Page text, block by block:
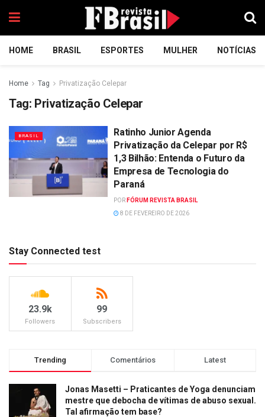
HOME BRASIL ESPORTES MULHER NOTÍCIAS
Home Tag Privatização Celepar
Tag: Privatização Celepar
BRASIL
Ratinho Junior Agenda
Privatização da Celepar por R$
1,3 Bilhão: Entenda o Futuro da
Empresa de Tecnologia do
Paraná
POR FÓRUM REVISTA BRASIL
8 DE FEVEREIRO DE 2026
Stay Connected test
23.9k
Followers
99
Subscribers
Trending Comentários Latest
Jonas Masetti – Praticantes de Yoga denunciam
mestre que debocha de vítimas de abuso sexual.
Tal afirmação tem base?